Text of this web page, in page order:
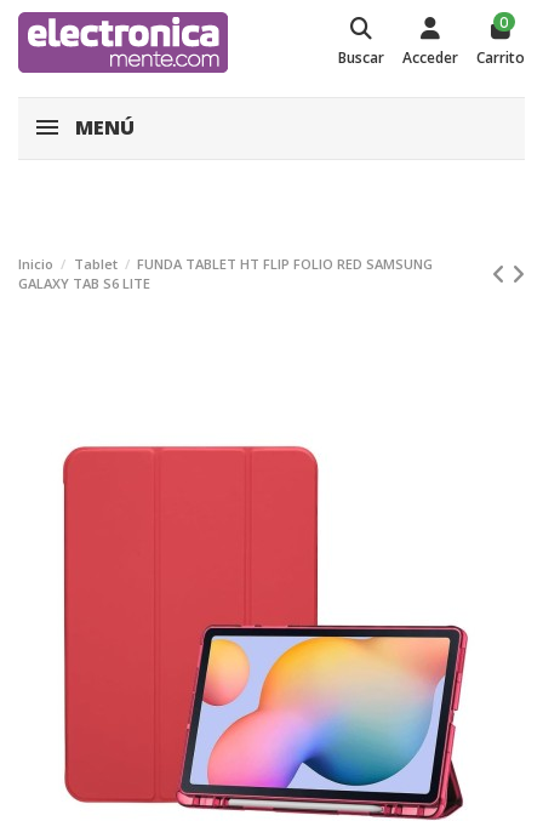
Buscar Acceder
0
Carrito
MENÚ
Inicio Tablet
FUNDA TABLET HT FLIP FOLIO RED SAMSUNG
GALAXY TAB S6 LITE